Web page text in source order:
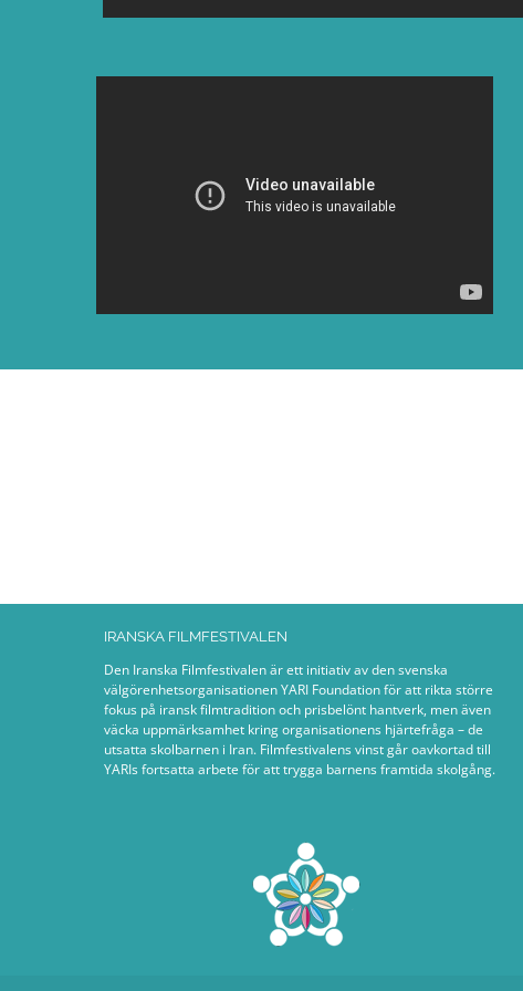
IRANSKA FILMFESTIVALEN
Den Iranska Filmfestivalen är ett initiativ av den svenska
välgörenhetsorganisationen YARI Foundation för att rikta större
fokus på iransk filmtradition och prisbelönt hantverk, men även
väcka uppmärksamhet kring organisationens hjärtefråga – de
utsatta skolbarnen i Iran. Filmfestivalens vinst går oavkortad till
YARIs fortsatta arbete för att trygga barnens framtida skolgång.